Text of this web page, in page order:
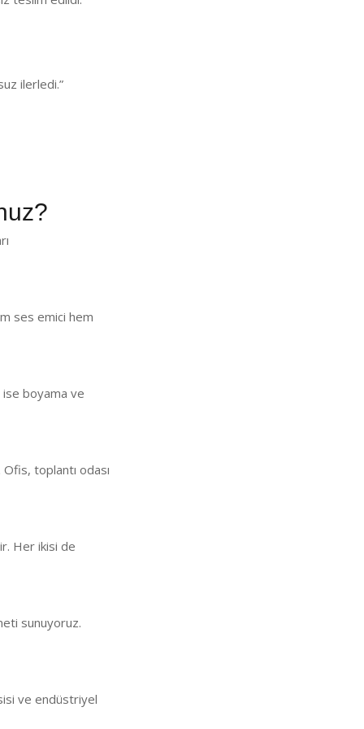
ilerledi.”
ses emici hem
ise boyama ve
toplantı odası
Her ikisi de
sunuyoruz.
ve endüstriyel